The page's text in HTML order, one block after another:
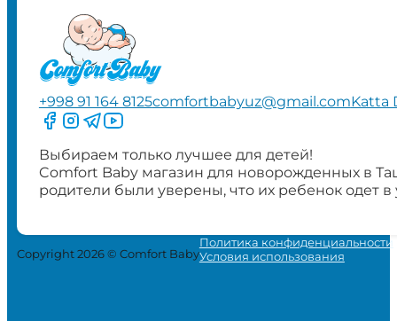
+998 91 164 8125comfortbabyuz@gmail.comKatta
Следите за нами на Facebook
Следите за нами в Instagram
Следите за нами в Telegram
Следите за нами в YouTube
Выбираем только лучшее для детей!
Comfort Baby магазин для новорожденных в
родители были уверены, что их ребенок одет
Copyright 2026 © Comfort Baby
Политика конфиденциальности
Условия использования